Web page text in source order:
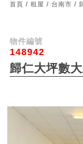
首頁 / 租屋 / 台南市 /
物件編號
148942
歸仁大坪數